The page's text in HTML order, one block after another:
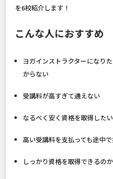
を6校紹介します！
こんな人におすすめ
ヨガインストラクターになり
からない
受講料が高すぎて通えない
なるべく安く資格を取得したい
高い受講料を支払っても途中
しっかり資格を取得できるの